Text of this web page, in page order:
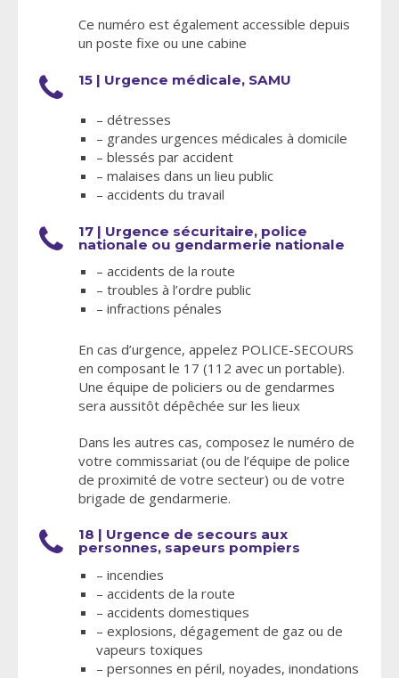
Ce numéro est également accessible depuis
un poste fixe ou une cabine
15 | Urgence médicale, SAMU
– détresses
– grandes urgences médicales à domicile
– blessés par accident
– malaises dans un lieu public
– accidents du travail
17 | Urgence sécuritaire, police
nationale ou gendarmerie nationale
– accidents de la route
– troubles à l’ordre public
– infractions pénales
En cas d’urgence, appelez POLICE-SECOURS
en composant le 17 (112 avec un portable).
Une équipe de policiers ou de gendarmes
sera aussitôt dépêchée sur les lieux
Dans les autres cas, composez le numéro de
votre commissariat (ou de l’équipe de police
de proximité de votre secteur) ou de votre
brigade de gendarmerie.
18 | Urgence de secours aux
personnes, sapeurs pompiers
– incendies
– accidents de la route
– accidents domestiques
– explosions, dégagement de gaz ou de
vapeurs toxiques
– personnes en péril, noyades, inondations